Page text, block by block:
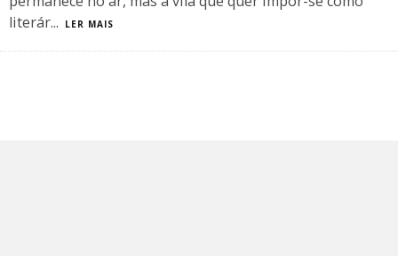
literár... LER MAIS